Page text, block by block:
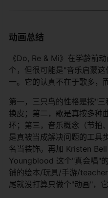
动画总结
《Do, Re & Mi》在学龄前
个，但很可能是"音乐启蒙
一。它的认真不在于歌多，
第一，三只鸟的性格是按"
换皮；第二，歌是真按多种
环；第三，音乐概念（节拍
是真被当成解决问题的工具
名当装饰。再加 Kristen
Youngblood 这个"真会唱"
铺的绘本/玩具/手游/
尾就没打算只做个"动画"，